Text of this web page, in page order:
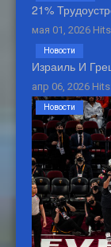
21%
мая 01, 2026
Израиль И
апр 06, 2026
Новости
Новости